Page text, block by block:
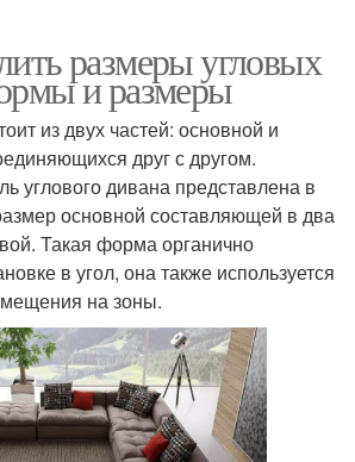
размеры угловых
и размеры
из двух частей: основной и
друг с другом.
углового дивана представлена в
основной составляющей в два
Такая форма органично
в угол, она также используется
на зоны.